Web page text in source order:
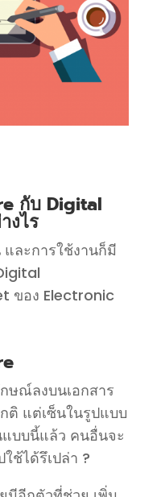
กับ Digital
งไร
ละการใช้งานก็มี
ของ Electronic
ษณ์ลงบนเอกสาร
ติ แต่เซ็นในรูปแบบ
บบนี้แล้ว คนอื่นจะ
ช้ได้รึเปล่า ?